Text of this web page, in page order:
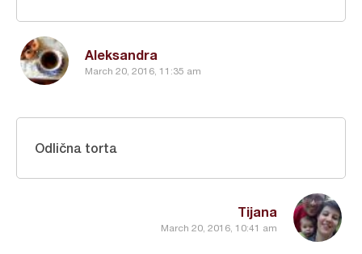
Aleksandra
March 20, 2016, 11:35 am
Tijana
March 20, 2016, 10:41 am
Odlična torta